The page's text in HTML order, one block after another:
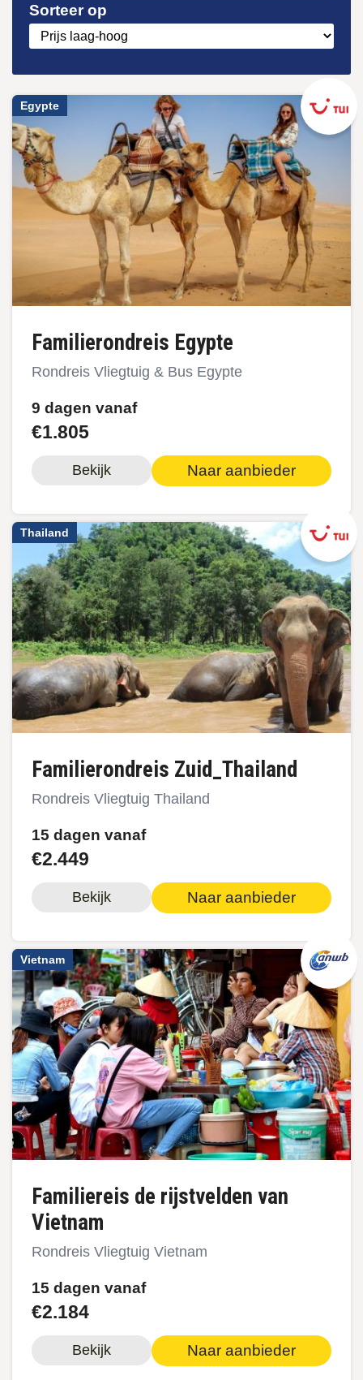
Sorteer op
Egypte
Familierondreis Egypte
Rondreis Vliegtuig & Bus Egypte
9 dagen vanaf
€1.805
Bekijk Naar aanbieder
Thailand
Familierondreis Zuid_Thailand
Rondreis Vliegtuig Thailand
15 dagen vanaf
€2.449
Bekijk Naar aanbieder
Vietnam
Familiereis de rijstvelden van
Vietnam
Rondreis Vliegtuig Vietnam
15 dagen vanaf
€2.184
Bekijk Naar aanbieder